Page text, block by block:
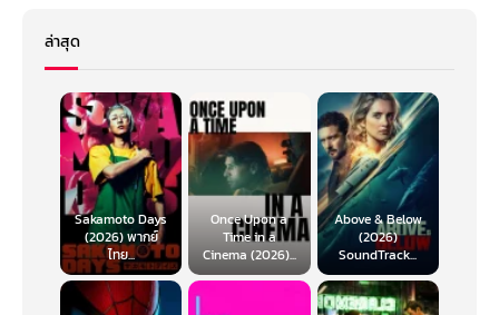
ล่าสุด
Sakamoto Days
(2026) พากย์
ไทย...
Once Upon a
Time in a
Cinema (2026)...
Above & Below
(2026)
SoundTrack...